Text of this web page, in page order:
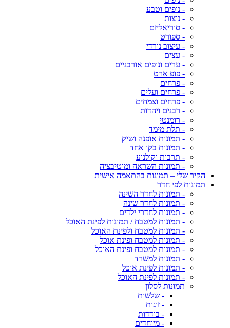
- נופים וטבע
- נוצות
- סוריאליזם
- ספורט
- עיצוב נורדי
- עצים
- ערים ונופים אורבניים
- פופ ארט
- פרחים
- פרחים ועלים
- פרחים וצמחים
- רבנים ויהדות
- רומנטי
- תלת מימד
- תמונות אופנה ושיק
- תמונות בקו אחד
- תרבות וקולנוע
- תמונות השראה ומוטיבציה
הקיר שלי – תמונות בהתאמה אישית
תמונות לפי חדר
- תמונות לחדר השינה
- תמונות לחדר שינה
- תמונות לחדרי ילדים
- תמונות למטבח / תמונות לפינת האוכל
- תמונות למטבח ולפינת האוכל
- תמונות למטבח ופינת אוכל
- תמונות למטבח ופינת האוכל
- תמונות למשרד
- תמונות לפינת אוכל
- תמונות לפינת האוכל
תמונות לסלון
- שלשות
- זוגות
- בודדות
- מיוחדים